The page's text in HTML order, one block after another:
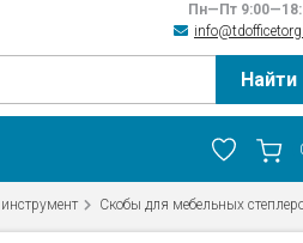
Пн—Пт
Найти
Скобы для мебельных